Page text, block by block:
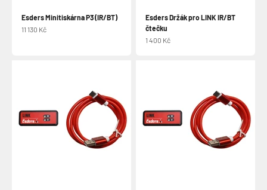
Esders Minitiskárna P3 (IR/BT)
Prodejní cena
11 130 Kč
Esders Držák pro LINK IR/BT
čtečku
Prodejní cena
1 400 Kč